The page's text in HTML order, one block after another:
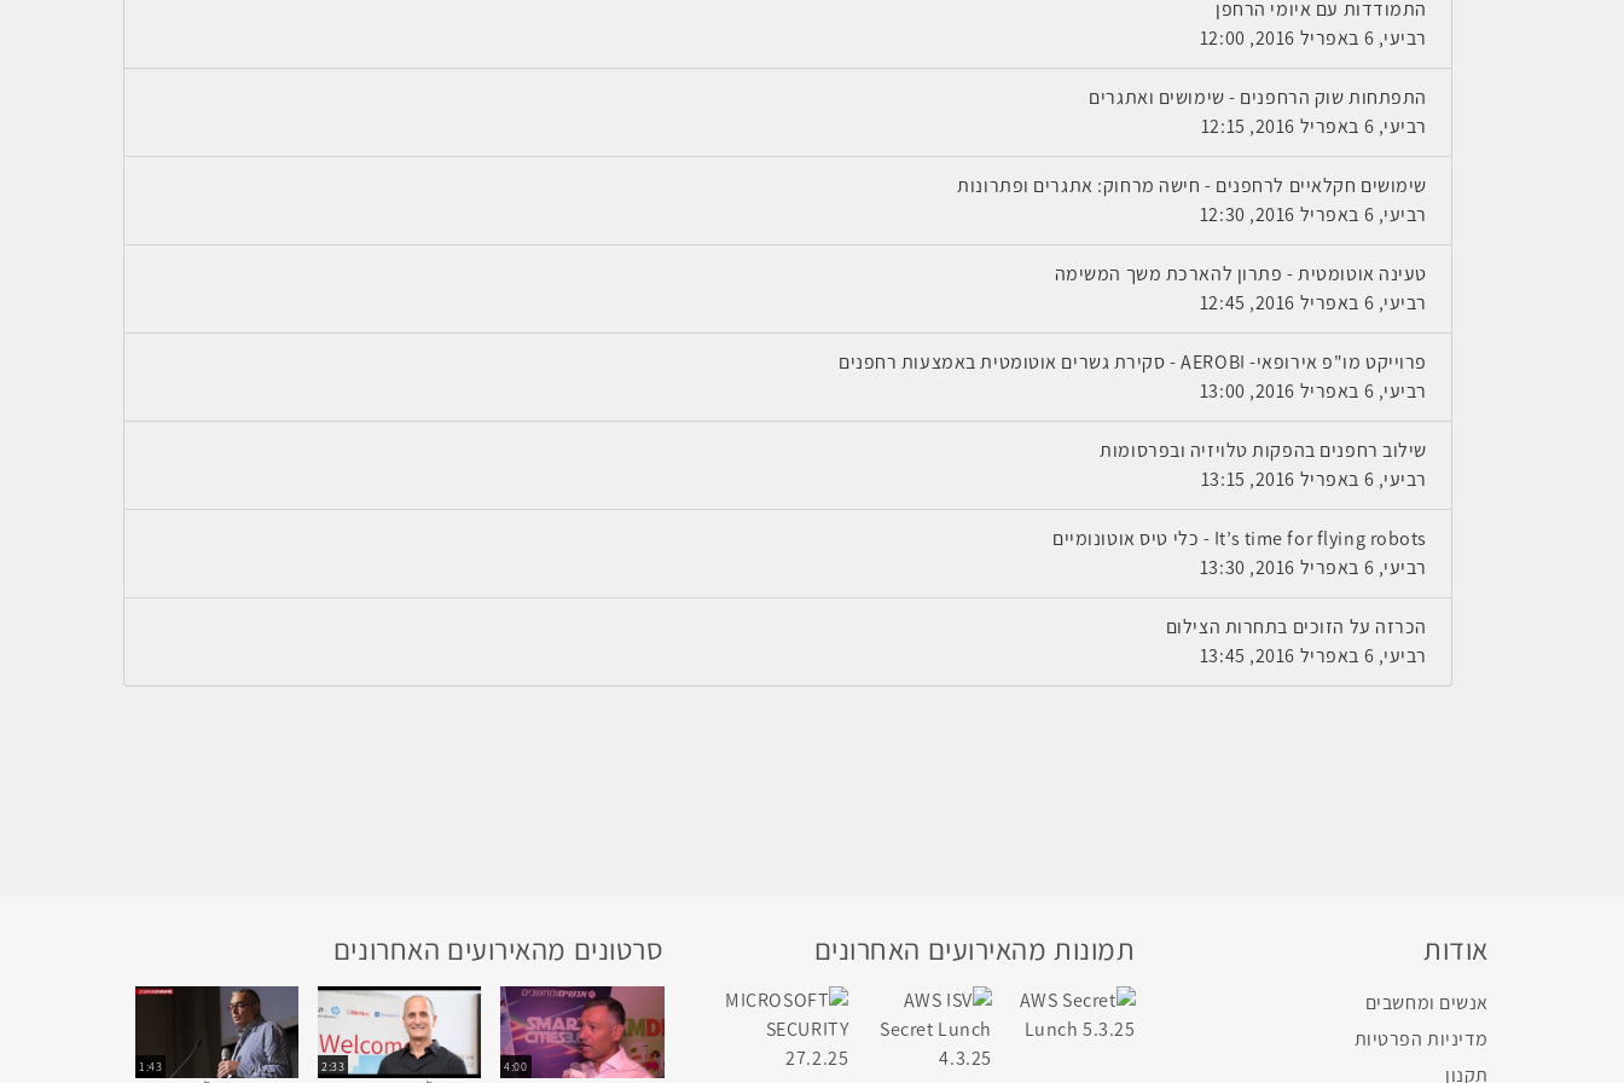
התמודדות עם איומי הרחפן
רביעי, 6 באפריל 2016, 12:00
התפתחות שוק הרחפנים - שימושים ואתגרים
רביעי, 6 באפריל 2016, 12:15
שימושים חקלאיים לרחפנים - חישה מרחוק: אתגרים ופתרונות
רביעי, 6 באפריל 2016, 12:30
טעינה אוטומטית - פתרון להארכת משך המשימה
רביעי, 6 באפריל 2016, 12:45
פרוייקט מו"פ אירופאי- AEROBI - סקירת גשרים אוטומטית באמצעות רחפנים
רביעי, 6 באפריל 2016, 13:00
שילוב רחפנים בהפקות טלויזיה ובפרסומות
רביעי, 6 באפריל 2016, 13:15
It’s time for flying robots - כלי טיס אוטונומיים
רביעי, 6 באפריל 2016, 13:30
הכרזה על הזוכים בתחרות הצילום
רביעי, 6 באפריל 2016, 13:45
אודות
אנשים ומחשבים
מדיניות הפרטיות
תקנון
תמונות מהאירועים האחרונים סרטונים מהאירועים האחרונים
4:00
2:33
1:43